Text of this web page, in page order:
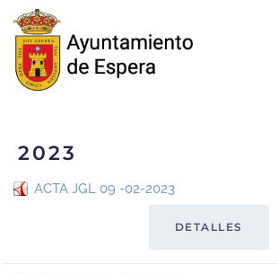
Skip to main content
2023
ACTA JGL 09 -02-2023
DETALLES